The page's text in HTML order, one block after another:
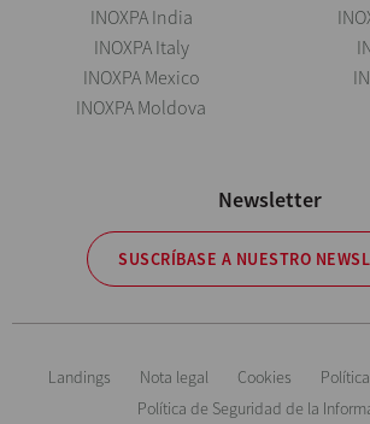
INOXPA India
INOXPA Italy
INOXPA Mexico
INOXPA Moldova
Newsletter
SUSCRÍBASE A NUESTRO
Landings Nota legal Cookies
Política de Seguridad de la